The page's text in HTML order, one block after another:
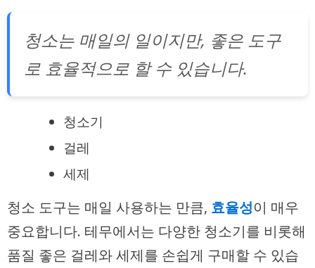
청소는 매일의 일이지만, 좋은 도구
로 효율적으로 할 수 있습니다.
청소기
걸레
세제
청소 도구는 매일 사용하는 만큼, 효율성이 매우
중요합니다. 테무에서는 다양한 청소기를 비롯해
품질 좋은 걸레와 세제를 손쉽게 구매할 수 있습